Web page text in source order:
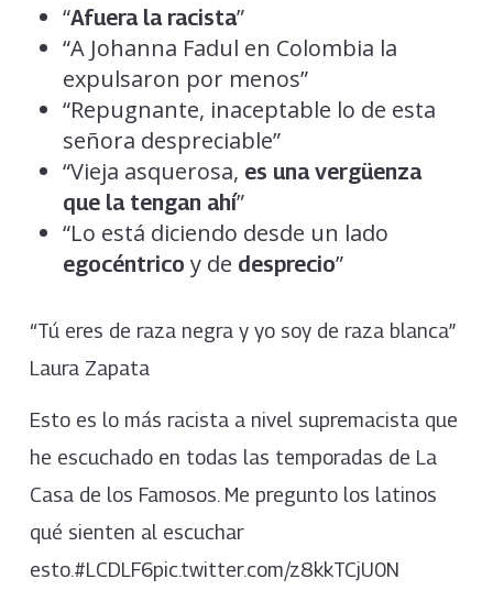
“Afuera la racista”
“A Johanna Fadul en Colombia la
expulsaron por menos”
“Repugnante, inaceptable lo de esta
señora despreciable”
“Vieja asquerosa, es una vergüenza
que la tengan ahí”
“Lo está diciendo desde un lado
egocéntrico y de desprecio”
“Tú eres de raza negra y yo soy de raza blanca”
Laura Zapata
Esto es lo más racista a nivel supremacista que
he escuchado en todas las temporadas de La
Casa de los Famosos. Me pregunto los latinos
qué sienten al escuchar
esto.#LCDLF6pic.twitter.com/z8kkTCjU0N